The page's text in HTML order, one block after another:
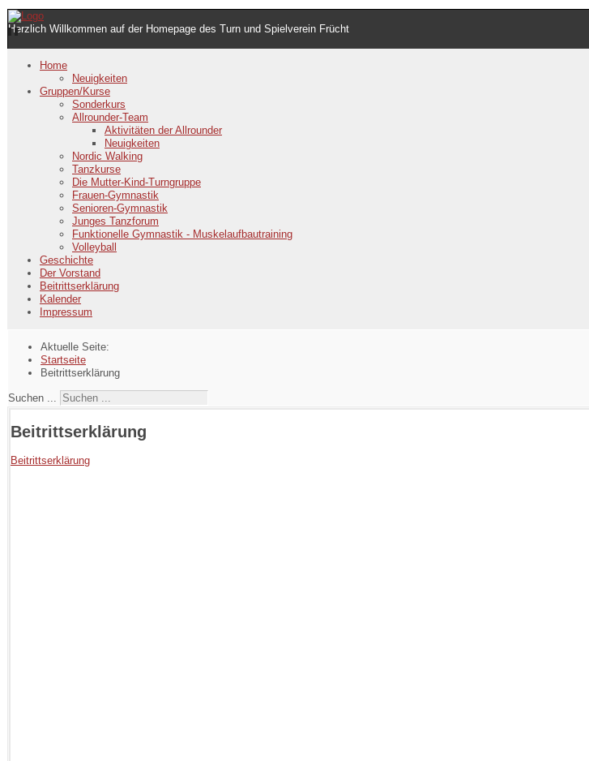
Herzlich Willkommen auf der Homepage des Turn und Spielverein Frücht
Home
Neuigkeiten
Gruppen/Kurse
Sonderkurs
Allrounder-Team
Aktivitäten der Allrounder
Neuigkeiten
Nordic Walking
Tanzkurse
Die Mutter-Kind-Turngruppe
Frauen-Gymnastik
Senioren-Gymnastik
Junges Tanzforum
Funktionelle Gymnastik - Muskelaufbautraining
Volleyball
Geschichte
Der Vorstand
Beitrittserklärung
Kalender
Impressum
Aktuelle Seite:
Startseite
Beitrittserklärung
Suchen ...
Beitrittserklärung
Beitrittserklärung